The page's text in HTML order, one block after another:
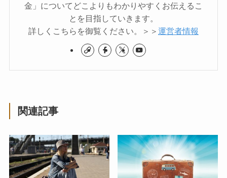
金」についてどこよりもわかりやすくお伝えるこ
とを目指していきます。
詳しくこちらを御覧ください。＞＞ 運営者情報
関連記事